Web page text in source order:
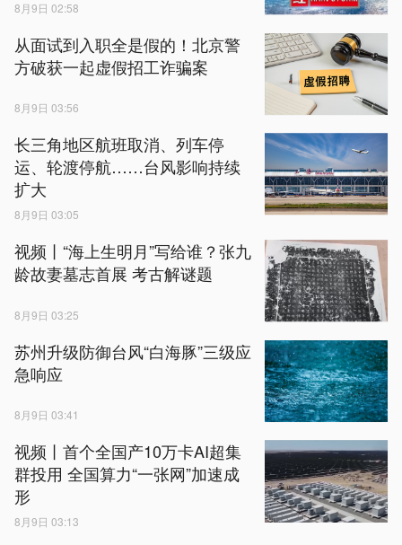
8月9日 02:58
从面试到入职全是假的！北京警
方破获一起虚假招工诈骗案
8月9日 03:56
长三角地区航班取消、列车停
运、轮渡停航……台风影响持续
扩大
8月9日 03:05
视频丨“海上生明月”写给谁？张九
龄故妻墓志首展 考古解谜题
8月9日 03:25
苏州升级防御台风“白海豚”三级应
急响应
8月9日 03:41
视频丨首个全国产10万卡AI超集
群投用 全国算力“一张网”加速成
形
8月9日 03:13